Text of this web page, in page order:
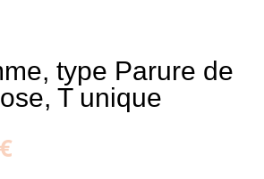
type Parure de
T unique
€Le